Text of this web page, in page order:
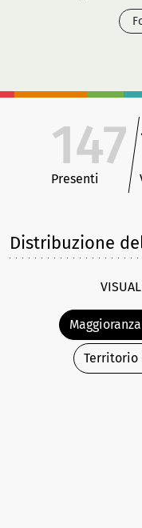
147
Presenti
Distribuzione
Territorio